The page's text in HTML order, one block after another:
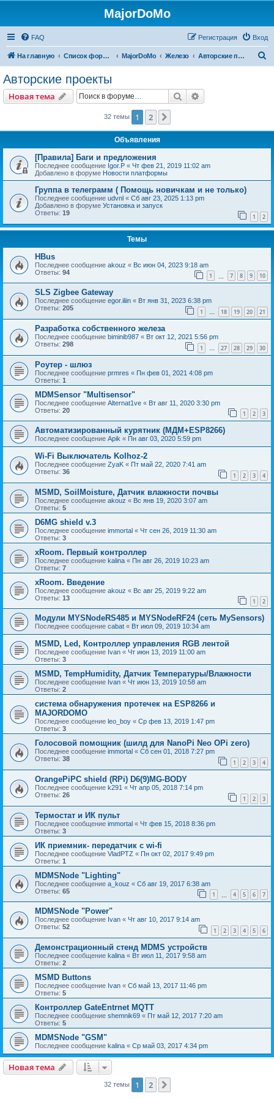
MajorDoMo
FAQ Вход
Регистрация
На главную Список форумов MajorDoMo Железо Авторские проекты
Авторские проекты
Новая тема Поиск
32 темы 1 2
Объявления
[Правила] Баги и предложения
Последнее сообщение Igor.P « Чт фев 21, 2019 11:02 am
Добавлено в форуме Новости платформы
Группа в телеграмм ( Помощь новичкам и не только)
Последнее сообщение udvnl « Сб авг 23, 2025 1:13 pm
Добавлено в форуме Установка и запуск
Ответы: 19 1 2
Темы
HBus
Последнее сообщение akouz « Вс июн 04, 2023 9:18 am
Ответы: 94 1 7 8 9 10
SLS Zigbee Gateway
Последнее сообщение egor.iliin « Вт янв 31, 2023 6:38 pm
Ответы: 205 1 … 18 19 20 21
Разработка собственного железа
Последнее сообщение biminib987 « Вт окт 12, 2021 5:56 pm
Ответы: 298 1 … 27 28 29 30
Роутер - шлюз
Последнее сообщение prmres « Пн фев 01, 2021 4:08 pm
Ответы: 1
MDMSensor "Multisensor"
Последнее сообщение Alternat1ve « Вт авг 11, 2020 3:30 pm
Ответы: 20 1 2 3
Автоматизированный курятник (МДМ+ESP8266)
Последнее сообщение Apik « Пн авг 03, 2020 5:59 pm
Wi-Fi Выключатель Kolhoz-2
Последнее сообщение ZyaK « Пт май 22, 2020 7:41 am
Ответы: 36 1 2 3 4
MSMD, SoilMoisture, Датчик влажности почвы
Последнее сообщение akouz « Вс янв 19, 2020 3:07 am
Ответы: 5
D6MG shield v.3
Последнее сообщение immortal « Чт сен 26, 2019 11:30 am
Ответы: 3
xRoom. Первый контроллер
Последнее сообщение kalina « Пн авг 26, 2019 10:23 am
Ответы: 7
xRoom. Введение
Последнее сообщение akouz « Вс авг 25, 2019 9:22 am
Ответы: 13 1 2
Модули MYSNodeRS485 и MYSNodeRF24 (сеть MySensors)
Последнее сообщение cabat « Вт июл 09, 2019 10:34 am
MSMD, Led, Контроллер управления RGB лентой
Последнее сообщение Ivan « Чт июн 13, 2019 11:00 am
Ответы: 3
MSMD, TempHumidity, Датчик Температуры/Влажности
Последнее сообщение Ivan « Чт июн 13, 2019 10:58 am
Ответы: 2
система обнаружения протечек на ESP8266 и
MAJORDOMO
Последнее сообщение leo_boy « Ср фев 13, 2019 1:47 pm
Ответы: 3
Голосовой помощник (шилд для NanoPi Neo OPi zero)
Последнее сообщение immortal « Сб сен 01, 2018 7:27 pm
Ответы: 38 1 2 3 4
OrangePiPC shield (RPi) D6(9)MG-BODY
Последнее сообщение k291 « Чт апр 05, 2018 7:14 pm
Ответы: 26 1 2 3
Термостат и ИК пульт
Последнее сообщение immortal « Чт фев 15, 2018 8:36 pm
Ответы: 3
ИК приемник- передатчик с wi-fi
Последнее сообщение VladPTZ « Пн окт 02, 2017 9:49 pm
Ответы: 1
MDMSNode "Lighting"
Последнее сообщение a_kouz « Сб авг 19, 2017 6:38 am
Ответы: 65 1 4 5 6 7
MDMSNode "Power"
Последнее сообщение Ivan « Чт авг 10, 2017 9:14 am
Ответы: 52 1 2 3 4 5 6
Демонстрационный стенд MDMS устройств
Последнее сообщение kalina « Вт июл 11, 2017 9:58 am
Ответы: 2
MSMD Buttons
Последнее сообщение Ivan « Сб май 13, 2017 11:46 pm
Ответы: 5
Контроллер GateEntrnet MQTT
Последнее сообщение shemnik69 « Пт май 12, 2017 7:20 am
Ответы: 5
MDMSNode "GSM"
Последнее сообщение kalina « Ср май 03, 2017 4:34 pm
Новая тема
32 темы 1 2